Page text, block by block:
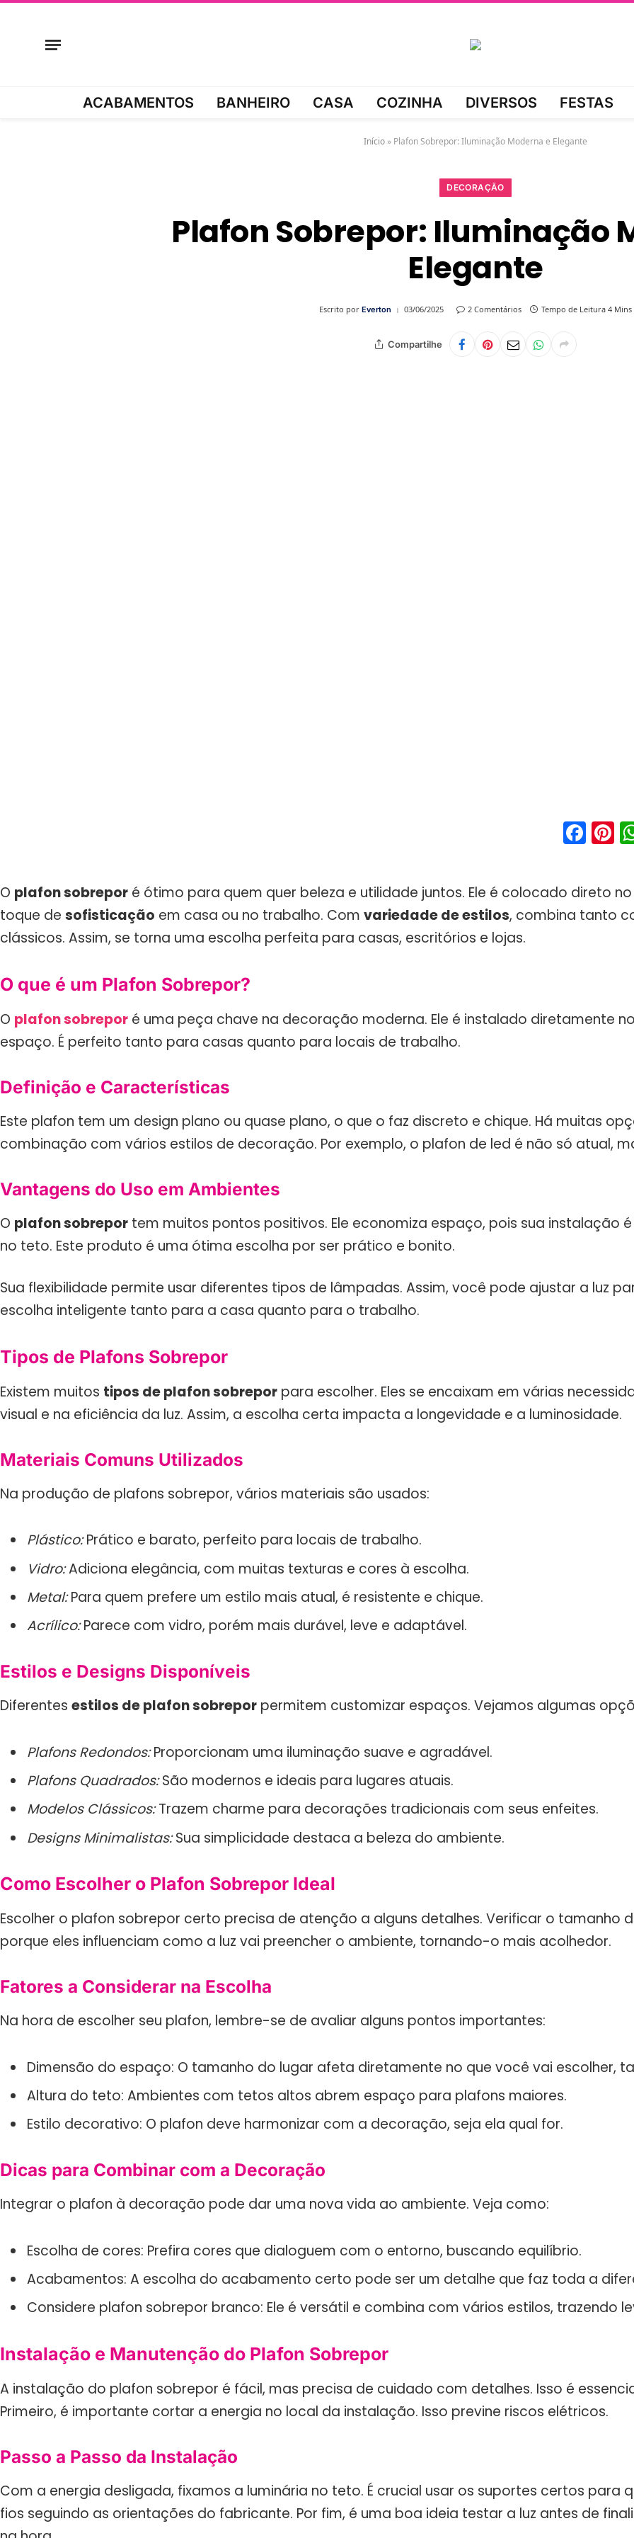
ACABAMENTOS BANHEIRO CASA COZINHA DIVERSOS FESTAS
Início » Plafon Sobrepor: Iluminação Moderna e Elegante
DECORAÇÃO
Plafon Sobrepor: Iluminação
Elegante
Escrito por Everton 03/06/2025 2 Comentários Tempo de Leitura 4 Mins
Compartilhe
O plafon sobrepor é ótimo para quem quer beleza e utilidade juntos. Ele é colocado direto
toque de sofisticação em casa ou no trabalho. Com variedade de estilos, combina tanto
clássicos. Assim, se torna uma escolha perfeita para casas, escritórios e lojas.
O que é um Plafon Sobrepor?
O plafon sobrepor é uma peça chave na decoração moderna. Ele é instalado diretamente
espaço. É perfeito tanto para casas quanto para locais de trabalho.
Definição e Características
Este plafon tem um design plano ou quase plano, o que o faz discreto e chique. Há muitas
combinação com vários estilos de decoração. Por exemplo, o plafon de led é não só atual,
Vantagens do Uso em Ambientes
O plafon sobrepor tem muitos pontos positivos. Ele economiza espaço, pois sua instalação
no teto. Este produto é uma ótima escolha por ser prático e bonito.
Sua flexibilidade permite usar diferentes tipos de lâmpadas. Assim, você pode ajustar a luz
escolha inteligente tanto para a casa quanto para o trabalho.
Tipos de Plafons Sobrepor
Existem muitos tipos de plafon sobrepor para escolher. Eles se encaixam em várias
visual e na eficiência da luz. Assim, a escolha certa impacta a longevidade e a luminosidade.
Materiais Comuns Utilizados
Na produção de plafons sobrepor, vários materiais são usados:
Plástico:Prático e barato, perfeito para locais de trabalho.
Vidro:Adiciona elegância, com muitas texturas e cores à escolha.
Metal:Para quem prefere um estilo mais atual, é resistente e chique.
Acrílico:Parece com vidro, porém mais durável, leve e adaptável.
Estilos e Designs Disponíveis
Diferentes estilos de plafon sobrepor permitem customizar espaços. Vejamos algumas
Plafons Redondos:Proporcionam uma iluminação suave e agradável.
Plafons Quadrados:São modernos e ideais para lugares atuais.
Modelos Clássicos:Trazem charme para decorações tradicionais com seus enfeites.
Designs Minimalistas:Sua simplicidade destaca a beleza do ambiente.
Como Escolher o Plafon Sobrepor Ideal
Escolher o plafon sobrepor certo precisa de atenção a alguns detalhes. Verificar o tamanho
porque eles influenciam como a luz vai preencher o ambiente, tornando-o mais acolhedor.
Fatores a Considerar na Escolha
Na hora de escolher seu plafon, lembre-se de avaliar alguns pontos importantes:
Dimensão do espaço: O tamanho do lugar afeta diretamente no que você vai escolher,
Altura do teto: Ambientes com tetos altos abrem espaço para plafons maiores.
Estilo decorativo: O plafon deve harmonizar com a decoração, seja ela qual for.
Dicas para Combinar com a Decoração
Integrar o plafon à decoração pode dar uma nova vida ao ambiente. Veja como:
Escolha de cores: Prefira cores que dialoguem com o entorno, buscando equilíbrio.
Acabamentos: A escolha do acabamento certo pode ser um detalhe que faz toda a
Considere plafon sobrepor branco: Ele é versátil e combina com vários estilos, trazendo
Instalação e Manutenção do Plafon Sobrepor
A instalação do plafon sobrepor é fácil, mas precisa de cuidado com detalhes. Isso é
Primeiro, é importante cortar a energia no local da instalação. Isso previne riscos elétricos.
Passo a Passo da Instalação
Com a energia desligada, fixamos a luminária no teto. É crucial usar os suportes certos para
fios seguindo as orientações do fabricante. Por fim, é uma boa ideia testar a luz antes de